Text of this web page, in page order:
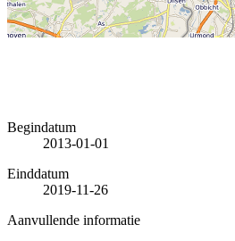
Begindatum
2013-01-01
Einddatum
2019-11-26
Aanvullende informatie